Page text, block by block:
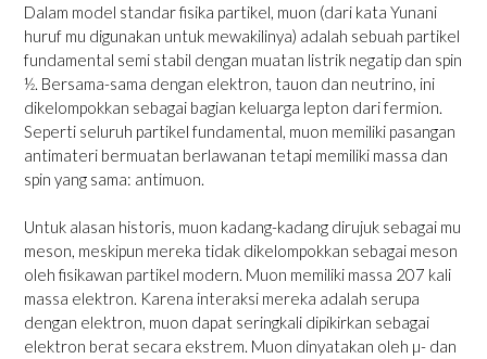
Dalam model standar fisika partikel, muon (dari kata Yunani
huruf mu digunakan untuk mewakilinya) adalah sebuah partikel
fundamental semi stabil dengan muatan listrik negatip dan spin
½. Bersama-sama dengan elektron, tauon dan neutrino, ini
dikelompokkan sebagai bagian keluarga lepton dari fermion.
Seperti seluruh partikel fundamental, muon memiliki pasangan
antimateri bermuatan berlawanan tetapi memiliki massa dan
spin yang sama: antimuon.
Untuk alasan historis, muon kadang-kadang dirujuk sebagai mu
meson, meskipun mereka tidak dikelompokkan sebagai meson
oleh fisikawan partikel modern. Muon memiliki massa 207 kali
massa elektron. Karena interaksi mereka adalah serupa
dengan elektron, muon dapat seringkali dipikirkan sebagai
elektron berat secara ekstrem. Muon dinyatakan oleh µ- dan